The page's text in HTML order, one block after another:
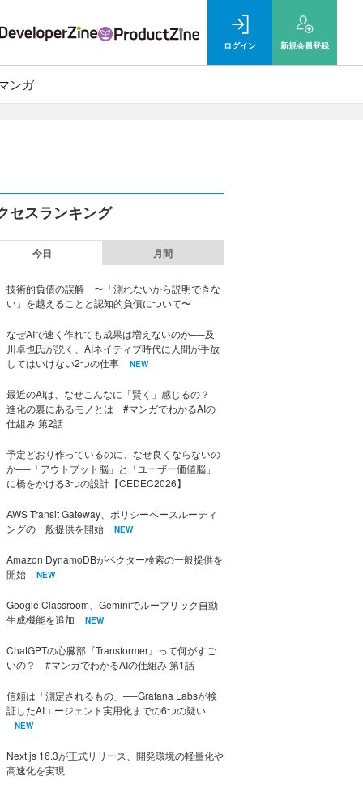
ログイン 新規会員登録
ンガ
セスランキング
今日 月間
技術的負債の誤解 〜「測れないから説明できな
い」を越えることと認知的負債について〜
なぜAIで速く作れても成果は増えないのか──及
川卓也氏が説く、AIネイティブ時代に人間が手放
してはいけない2つの仕事
NEW
最近のAIは、なぜこんなに「賢く」感じるの？
進化の裏にあるモノとは #マンガでわかるAIの
仕組み 第2話
予定どおり作っているのに、なぜ良くならないの
か──「アウトプット脳」と「ユーザー価値脳」
に橋をかける3つの設計【CEDEC2026】
AWS Transit Gateway、ポリシーベースルーティ
ングの一般提供を開始
NEW
Amazon DynamoDBがベクター検索の一般提供を
開始
NEW
Google Classroom、Geminiでルーブリック自動
生成機能を追加
NEW
ChatGPTの心臓部『Transformer』って何がすご
いの？ #マンガでわかるAIの仕組み 第1話
信頼は「測定されるもの」──Grafana Labsが検
証したAIエージェント実用化までの6つの疑い
NEW
Next.js 16.3が正式リリース、開発環境の軽量化や
高速化を実現